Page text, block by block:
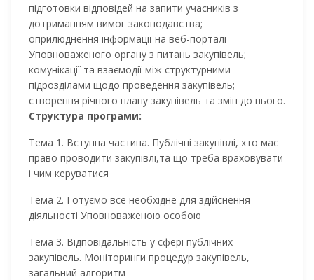
підготовки відповідей на запити учасників з
дотриманням вимог законодавства;
оприлюднення інформації на веб-порталі
Уповноваженого органу з питань закупівель;
комунікації та взаємодії між структурними
підрозділами щодо проведення закупівель;
створення річного плану закупівель та змін до нього.
Структура програми:
Тема 1. Вступна частина. Публічні закупівлі, хто має
право проводити закупівлі,та що треба враховувати
і чим керуватися
Тема 2. Готуємо все необхідне для здійснення
діяльності Уповноваженою особою
Тема 3. Відповідальність у сфері публічних
закупівель. Моніторинги процедур закупівель,
загальний алгоритм